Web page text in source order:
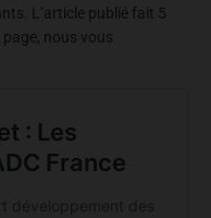
L’article publié fait 5
nous vous